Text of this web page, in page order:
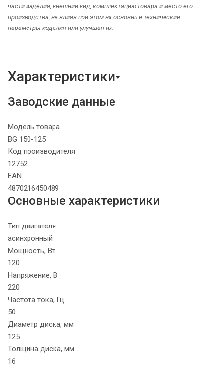
части изделия, внешний вид, комплектацию товара и место его
производства, не влияя при этом на основные технические
параметры изделия или улучшая их.
Характеристики
Заводские данные
Модель товара
BG 150-125
Код производителя
12752
EAN
4870216450489
Основные характеристики
Тип двигателя
асинхронный
Мощность, Вт
120
Напряжение, В
220
Частота тока, Гц
50
Диаметр диска, мм
125
Толщина диска, мм
16